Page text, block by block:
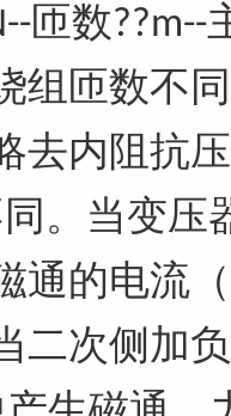
匝数??m--
组匝数不
去内阻抗
。当变压
通的电流（
二次侧加